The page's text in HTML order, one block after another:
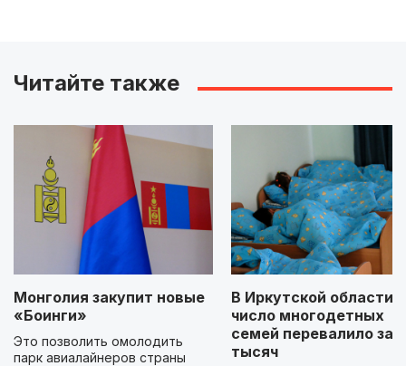
Читайте также
Монголия закупит новые
«Боинги»
Это позволить омолодить
парк авиалайнеров страны
В Иркутской области
число многодетных
семей перевалило за
тысяч